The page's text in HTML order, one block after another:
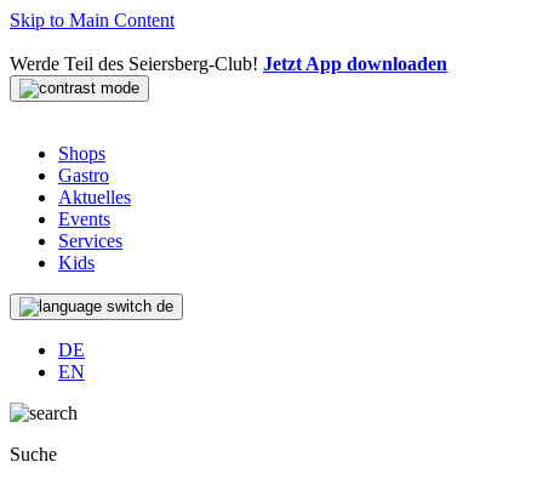
Skip to Main Content
Werde Teil des Seiersberg-Club! Jetzt App downloaden
Shops
Gastro
Aktuelles
Events
Services
Kids
de
DE
EN
Suche